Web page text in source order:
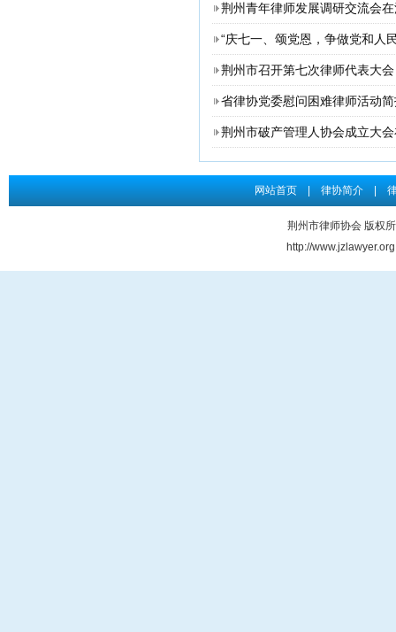
2026年度第1期申请律师执业人员参加面试考核的通知
关于给予王道发律师“中止会员权利三个月”行业纪律处分...
申请律师执业人员实习考核结果公示
荆州青年律师发展调研交流会
“庆七一、颂党恩，争做党和人
荆州市召开第七次律师代表大会
省律协党委慰问困难律师活动
荆州市破产管理人协会成立大
网站首页 |律协简介 |
荆州市律师协会 版权
http://